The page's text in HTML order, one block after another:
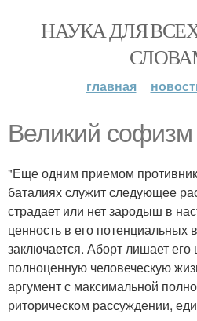
НАУКА ДЛЯ
главная
Великий софизм
"Еще одним приемом
баталиях служит следующее
страдает или нет зародыш в
ценность в его потенциальных
заключается. Аборт лишает
полноценную человеческую
аргумент с максимальной
риторическом рассуждении,